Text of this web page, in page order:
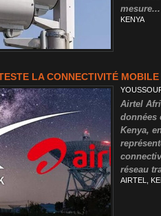
mesure...
KENYA
LA CONNECTIVITÉ
Airtel
données
Kenya,
réseau
AIRTEL